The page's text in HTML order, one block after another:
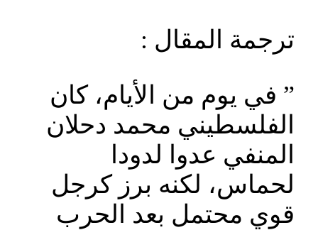
ترجمة المقال :
‪ في يوم من الأيام، كان ”
المنفي عدوا لدودا
لحماس، لكنه برز كرجل
قوي محتمل بعد الحرب